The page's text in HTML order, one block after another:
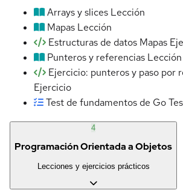
Arrays y slices Lección
Mapas Lección
Estructuras de datos Mapas
Punteros y referencias Lección
Ejercicio: punteros y paso por
Ejercicio
Test de fundamentos de Go
4
Programación Orientada a Objetos
Lecciones y ejercicios prácticos